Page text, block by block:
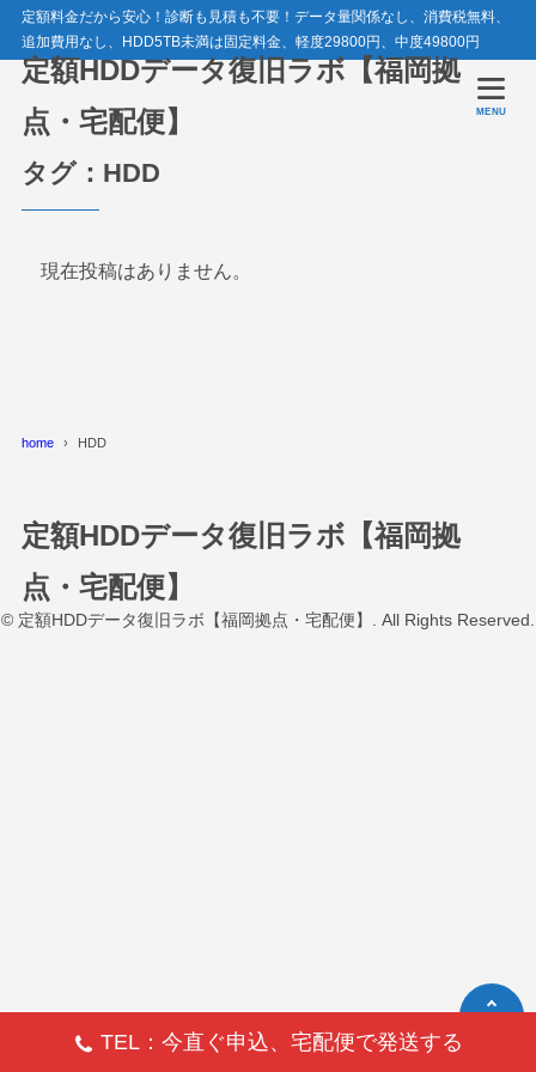
定額料金だから安心！診断も見積も不要！データ量関係なし、消費税無料、
追加費用なし、HDD5TB未満は固定料金、軽度29800円、中度49800円
定額HDDデータ復旧ラボ【福岡拠
点・宅配便】
MENU
タグ：HDD
現在投稿はありません。
home HDD
定額HDDデータ復旧ラボ【福岡拠
点・宅配便】
© 定額HDDデータ復旧ラボ【福岡拠点・宅配便】. All Rights Reserved.
TEL：今直ぐ申込、宅配便で発送する